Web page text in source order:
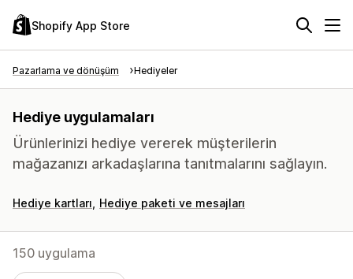
Shopify App Store
Pazarlama ve dönüşüm Hediyeler
Hediye uygulamaları
Ürünlerinizi hediye vererek müşterilerin
mağazanızı arkadaşlarına tanıtmalarını sağlayın.
Hediye kartları Hediye paketi ve mesajları
150 uygulama